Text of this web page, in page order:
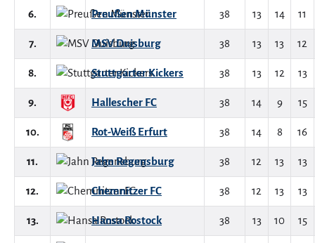
6. Preußen Münster 38 13 14 11
7. MSV Duisburg 38 13 13 12
8. Stuttgarter Kickers 38 13 12 13
9. Hallescher FC 38 14 9 15
10. Rot-Weiß Erfurt 38 14 8 16
11. Jahn Regensburg 38 12 13 13
12. Chemnitzer FC 38 12 13 13
13. Hansa Rostock 38 13 10 15